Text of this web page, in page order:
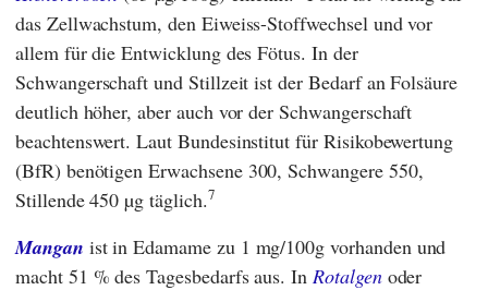
das Zellwachstum, den Eiweiss-Stoffwechsel und vor
allem für die Entwicklung des Fötus. In der
Schwangerschaft und Stillzeit ist der Bedarf an Folsäure
deutlich höher, aber auch vor der Schwangerschaft
beachtenswert. Laut Bundesinstitut für Risikobewertung
(BfR) benötigen Erwachsene 300, Schwangere 550,
Stillende 450 µg täglich.7
Mangan ist in Edamame zu 1 mg/100g vorhanden und
macht 51 % des Tagesbedarfs aus. InRotalgenoder